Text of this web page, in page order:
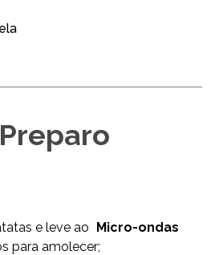
e leve ao Micro-ondas
para amolecer;